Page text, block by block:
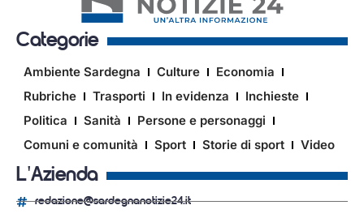
Categorie
Ambiente Sardegna Culture
Economia
Rubriche
Trasporti In evidenza
Inchieste
Politica
Sanità
Persone e personaggi
Comuni e comunità
Sport Storie di sport Video
L'Azienda
redazione@sardegnanotizie24.it